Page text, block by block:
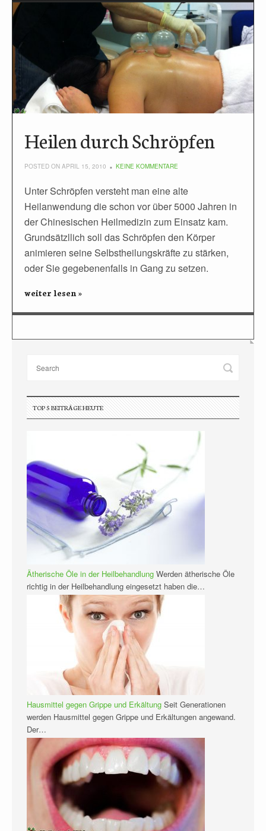
Heilen durch Schröpfen
POSTED ON APRIL 15, 2010 KEINE KOMMENTARE
Unter Schröpfen versteht man eine alte
Heilanwendung die schon vor über 5000 Jahren in
der Chinesischen Heilmedizin zum Einsatz kam.
Grundsätzllich soll das Schröpfen den Körper
animieren seine Selbstheilungskräfte zu stärken,
oder Sie gegebenenfalls in Gang zu setzen.
weiter lesen »
TOP 5 BEITRÄGE HEUTE
Ätherische Öle in der Heilbehandlung Werden ätherische Öle
richtig in der Heilbehandlung eingesetzt haben die…
Hausmittel gegen Grippe und Erkältung Seit Generationen
werden Hausmittel gegen Grippe und Erkältungen angewand.
Der…